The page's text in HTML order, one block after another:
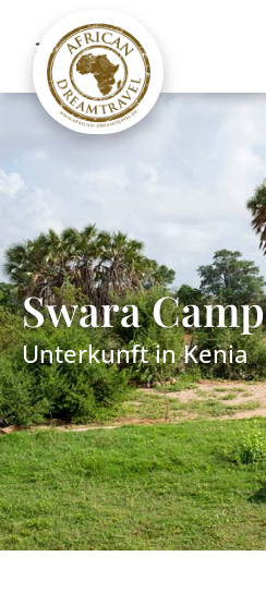
Swara Camp
Unterkunft inKenia